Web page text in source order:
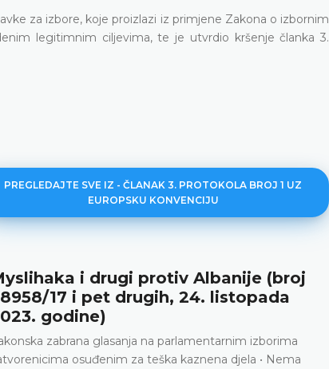
za izbore, koje proizlazi iz primjene Zakona o izbornim
legitimnim ciljevima, te je utvrdio kršenje članka 3.
PREGLEDAJTE SVE IZ - ČLANAK 3. PROTOKOLA BROJ 1 UZ
EUROPSKU KONVENCIJU
i drugi protiv Albanije (broj
17 i pet drugih, 24. listopada
godine)
zabrana glasanja na parlamentarnim izborima
osuđenim za teška kaznena djela • Nema